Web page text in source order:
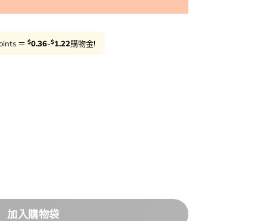
＝ $0.36-$1.22購物金!
氧淡斑～numbuzin No.5 Vitamin Spotlight Sheet Mask
加入購物袋